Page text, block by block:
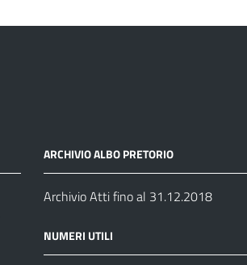
ARCHIVIO ALBO PRETORIO
Archivio Atti fino al 31.12.2018
NUMERI UTILI